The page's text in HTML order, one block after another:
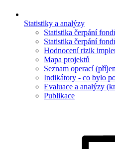
Statistiky a analýzy
Statistika čerpání
Statistika čerpání
Hodnocení rizik
Mapa projektů
Seznam operací
Indikátory - co bylo
Evaluace a analýzy
Publikace